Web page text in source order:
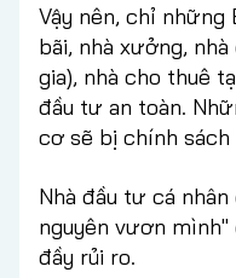
Vậy nên, chỉ những
bãi, nhà xưởng,
gia), nhà cho thuê
đầu tư an toàn.
cơ sẽ bị chính
Nhà đầu tư cá
nguyên vươn
đầy rủi ro.